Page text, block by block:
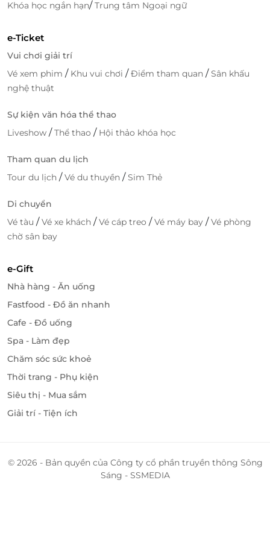
Khóa học ngắn hạn/Trung tâm Ngoại ngữ
e-Ticket
Vui chơi giải trí
Vé xem phim / Khu vui chơi /Điểm tham quan /Sân khấu
nghệ thuật
Sự kiện văn hóa thể thao
Liveshow /Thể thao / Hội thảo khóa học
Tham quan du lịch
Tour du lịch /Vé du thuyền /Sim Thẻ
Di chuyển
Vé tàu /Vé xe khách /Vé cáp treo /Vé máy bay /Vé phòng
chờ sân bay
e-Gift
Nhà hàng - Ăn uống
Fastfood - Đồ ăn nhanh
Cafe - Đồ uống
Spa - Làm đẹp
Chăm sóc sức khoẻ
Thời trang - Phụ kiện
Siêu thị - Mua sắm
Giải trí - Tiện ích
© 2026 - Bản quyền của Công ty cổ phần truyền thông Sông
Sáng - SSMEDIA